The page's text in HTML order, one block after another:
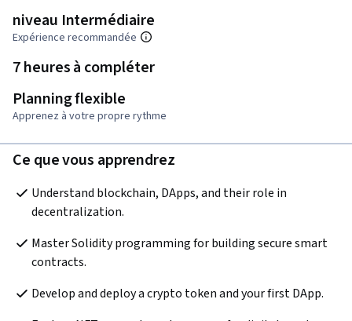
niveau Intermédiaire
Expérience recommandée
7 heures à compléter
Planning flexible
Apprenez à votre propre rythme
Ce que vous apprendrez
Understand blockchain, DApps, and their role in
decentralization.
Master Solidity programming for building secure smart
contracts.
Develop and deploy a crypto token and your first DApp.